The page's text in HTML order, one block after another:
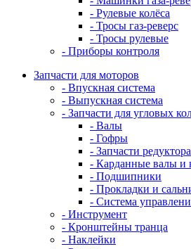
- Рулевые колёса
- Тросы газ-реверс
- Тросы рулевые
- Приборы контроля
Запчасти для моторов
- Впускная система
- Выпускная система
- Запчасти для угловых
- Валы
- Гофры
- Запчасти редуктора
- Карданные валы и
- Подшипники
- Прокладки и
- Система
- Инструмент
- Кронштейны транца
- Наклейки